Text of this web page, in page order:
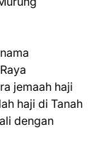
jemaah haji
haji di Tanah
dengan